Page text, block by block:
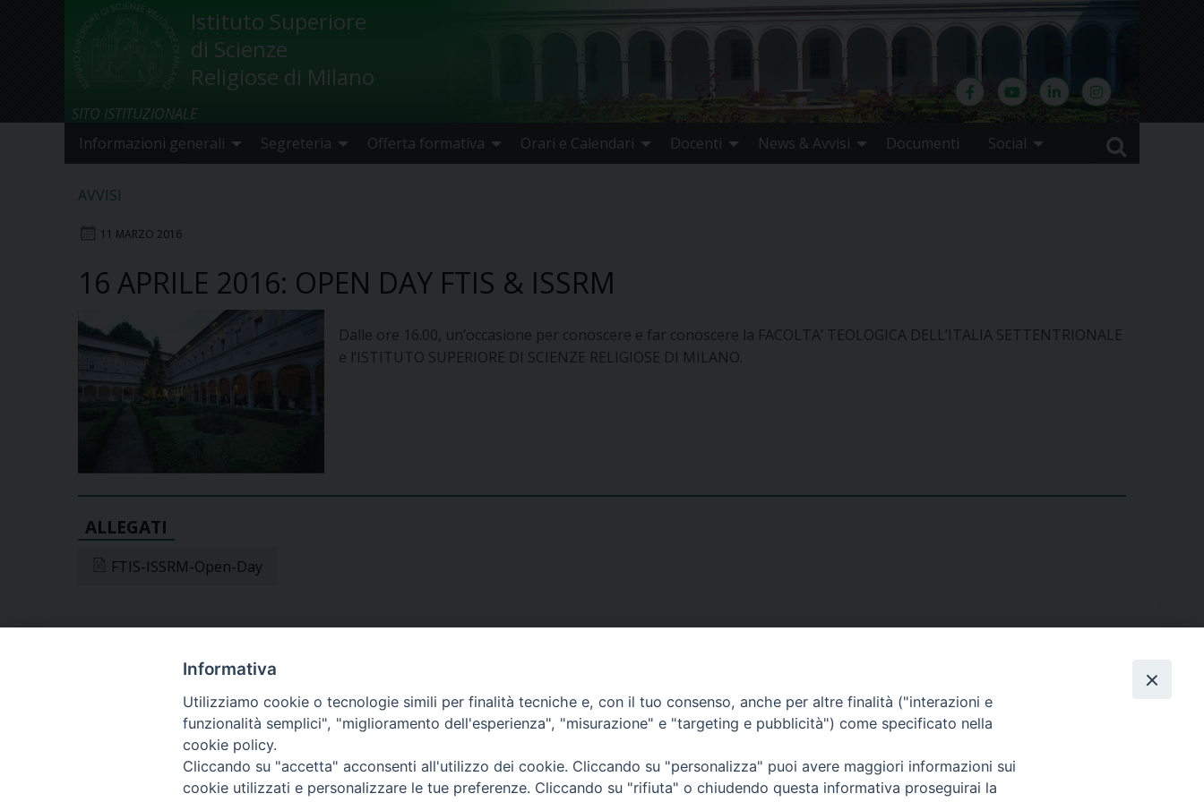
Istituto Superiore
di Scienze
Religiose di Milano
SITO ISTITUZIONALE
Informazioni generali
Segreteria Offerta formativa Orari e Calendari Docenti News & Avvisi Documenti Social
AVVISI
11 MARZO 2016
16 APRILE 2016: OPEN DAY FTIS & ISSRM
Dalle ore 16.00, un’occasione per conoscere e far conoscere la FACOLTA’ TEOLOGICA DELL’ITALIA SETTENTRIONALE
e l’ISTITUTO SUPERIORE DI SCIENZE RELIGIOSE DI MILANO.
FTIS-ISSRM-Open-Day
@2022 - Istituto Superiore di Scienze Religiose di Milano, via Cavalieri del Santo Sepolcro 3 - Milano
Informativa
Utilizziamo cookie o tecnologie simili per finalità tecniche e, con il tuo consenso, anche per altre finalità ("interazioni e
funzionalità semplici", "miglioramento dell'esperienza", "misurazione" e "targeting e pubblicità") come specificato nella
cookie policy.
Cliccando su "accetta" acconsenti all'utilizzo dei cookie. Cliccando su "personalizza" puoi avere maggiori informazioni sui
cookie utilizzati e personalizzare le tue preferenze. Cliccando su "rifiuta" o chiudendo questa informativa proseguirai la